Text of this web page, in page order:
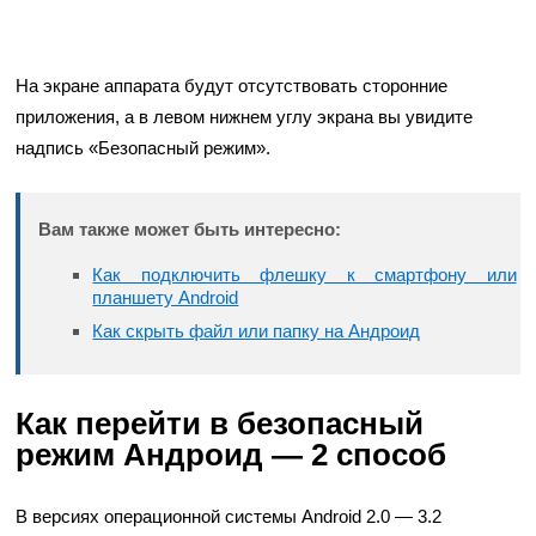
На экране аппарата будут отсутствовать сторонние
приложения, а в левом нижнем углу экрана вы увидите
надпись «Безопасный режим».
Вам также может быть интересно:
Как подключить флешку к смартфону или
планшету Android
Как скрыть файл или папку на Андроид
Как перейти в безопасный
режим Андроид — 2 способ
В версиях операционной системы Android 2.0 — 3.2